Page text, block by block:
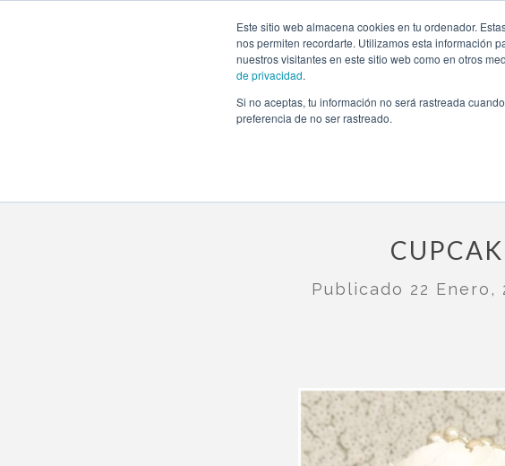
Este sitio web almacena cookies en tu ordenador.
nos permiten recordarte. Utilizamos esta información
nuestros visitantes en este sitio web como en otros
de privacidad.
Si no aceptas, tu información no será rastreada
preferencia de no ser rastreado.
Cupcakes personalizados para la mesa dulce
Publicado 22 Enero,